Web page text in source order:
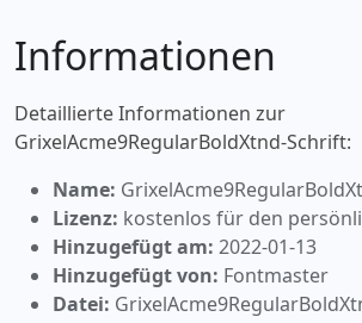
Informationen
Detaillierte Informationen zur
GrixelAcme9RegularBoldXtnd-Schrift:
Name:
Lizenz: kostenlos für den
Hinzugefügt am: 2022-01-13
Hinzugefügt von: Fontmaster
Datei: